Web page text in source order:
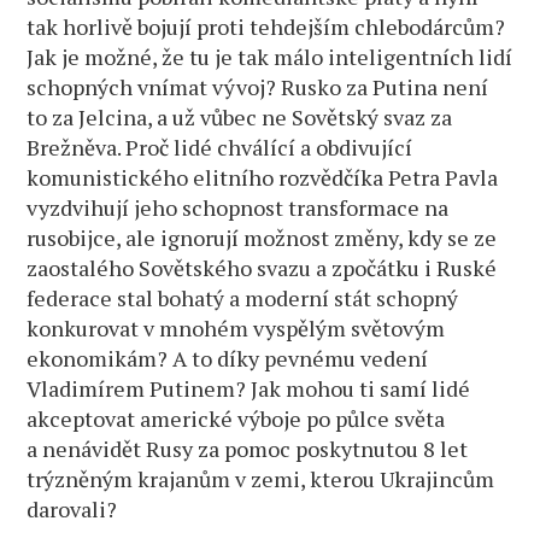
tak horlivě bojují proti tehdejším chlebodárcům?
Jak je možné, že tu je tak málo inteligentních lidí
schopných vnímat vývoj? Rusko za Putina není
to za Jelcina, a už vůbec ne Sovětský svaz za
Brežněva. Proč lidé chválící a obdivující
komunistického elitního rozvědčíka Petra Pavla
vyzdvihují jeho schopnost transformace na
rusobijce, ale ignorují možnost změny, kdy se ze
zaostalého Sovětského svazu a zpočátku i Ruské
federace stal bohatý a moderní stát schopný
konkurovat v mnohém vyspělým světovým
ekonomikám? A to díky pevnému vedení
Vladimírem Putinem? Jak mohou ti samí lidé
akceptovat americké výboje po půlce světa
a nenávidět Rusy za pomoc poskytnutou 8 let
trýzněným krajanům v zemi, kterou Ukrajincům
darovali?